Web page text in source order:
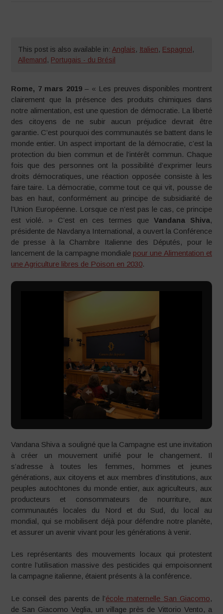
This post is also available in: Anglais, Italien, Espagnol,
Allemand, Portugais - du Brésil
Rome, 7 mars 2019– « Les preuves disponibles montrent
clairement que la présence des produits chimiques dans
notre alimentation, est une question de démocratie. La liberté
des citoyens de ne subir aucun préjudice devrait être
garantie. C’est pourquoi des communautés se battent dans le
monde entier. Un aspect important de la démocratie, c’est la
protection du bien commun et de l’intérêt commun. Chaque
fois que des personnes ont la possibilité d’exprimer leurs
droits démocratiques, une réaction opposée consiste à les
faire taire. La démocratie, comme tout ce qui vit, pousse de
bas en haut, conformément au principe de subsidiarité de
l’Union Européenne. Lorsque ce n’est pas le cas, ce principe
est violé. » C’est en ces termes queVandana Shiva,
présidente de Navdanya International, a ouvert la Conférence
de presse à la Chambre Italienne des Députés, pour le
lancement de la campagne mondiale pour une Alimentation et
une Agriculture libres de Poison en 2030.
Vandana Shiva a souligné que la Campagne est une invitation
à créer un mouvement unifié pour le changement. Il
s’adresse à toutes les femmes, hommes et jeunes
générations, aux citoyens et aux membres d’institutions, aux
peuples autochtones du monde entier, aux agriculteurs, aux
producteurs et consommateurs de nourriture, aux
communautés locales du Nord et du Sud, du local au
mondial, qui se mobilisent déjà pour défendre notre planète,
et assurer un avenir vivant pour les générations à venir.
Les représentants des mouvements locaux qui protestent
contre l’utilisation massive des pesticides qui empoisonnent
la campagne italienne, étaient présents à la conférence.
Le conseil des parents de l’école maternelle San Giacomo,
de San Giacomo Veglia, un village près de Vittorio Vento, a